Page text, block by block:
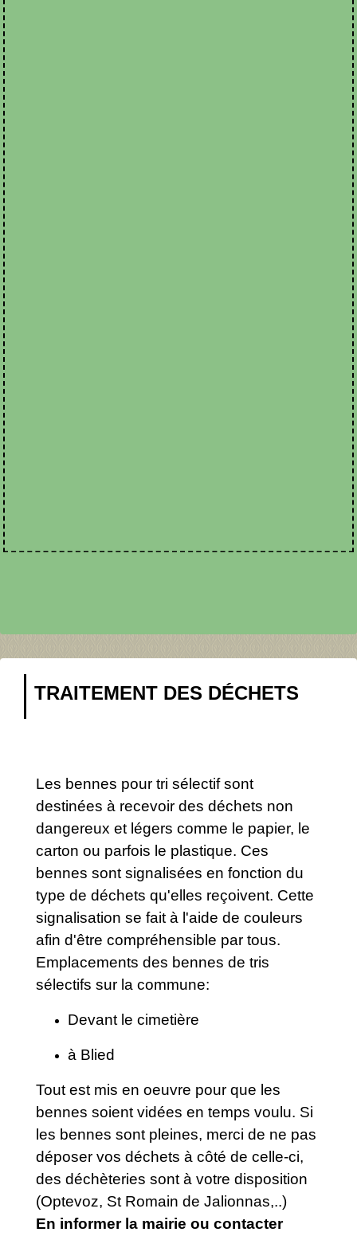
TRAITEMENT DES DÉCHETS
Les bennes pour tri sélectif sont
destinées à recevoir des déchets non
dangereux et légers comme le papier, le
carton ou parfois le plastique. Ces
bennes sont signalisées en fonction du
type de déchets qu'elles reçoivent. Cette
signalisation se fait à l'aide de couleurs
afin d'être compréhensible par tous.
Emplacements des bennes de tris
sélectifs sur la commune:
Devant le cimetière
à Blied
Tout est mis en oeuvre pour que les
bennes soient vidées en temps voulu. Si
les bennes sont pleines, merci de ne pas
déposer vos déchets à côté de celle-ci,
des déchèteries sont à votre disposition
(Optevoz, St Romain de Jalionnas,..)
En informer la mairie ou contacter